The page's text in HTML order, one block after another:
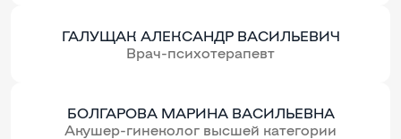
ГАЛУЩАК АЛЕКСАНДР ВАСИЛЬЕВИЧ
Врач-психотерапевт
БОЛГАРОВА МАРИНА ВАСИЛЬЕВНА
Акушер-гинеколог высшей категории